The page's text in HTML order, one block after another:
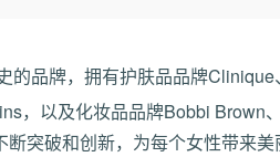
的品牌，拥有护肤品品牌Clinique
，以及化妆品品牌Bobbi Brown、
突破和创新，为每个女性带来